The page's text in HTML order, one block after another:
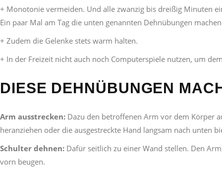
+ Monotonie vermeiden. Und alle zwanzig bis dreißig Minuten
Ein paar Mal am Tag die unten genannten Dehnübungen
+ Zudem die Gelenke stets warm halten.
+ In der Freizeit nicht auch noch Computerspiele nutzen, um
DIESE DEHNÜBUNGEN
Arm ausstrecken: Dazu den betroffenen Arm vor dem Körper
heranziehen oder die ausgestreckte Hand langsam nach unten
Schulter dehnen: Dafür seitlich zu einer Wand stellen. Den
vorn beugen.